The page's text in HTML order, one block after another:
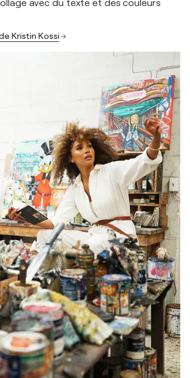
avec du texte et des couleurs
Kristin Kossi